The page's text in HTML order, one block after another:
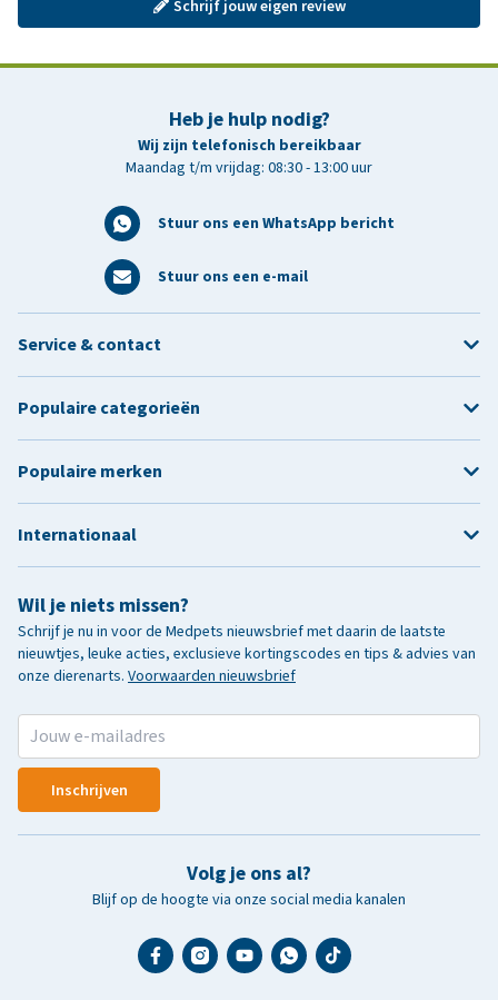
Schrijf jouw eigen review
Heb je hulp nodig?
Wij zijn telefonisch bereikbaar
Maandag t/m vrijdag: 08:30 - 13:00 uur
Stuur ons een WhatsApp bericht
Stuur ons een e-mail
Wil je niets missen?
Schrijf je nu in voor de Medpets nieuwsbrief met daarin de laatste
nieuwtjes, leuke acties, exclusieve kortingscodes en tips & advies van
onze dierenarts. Voorwaarden nieuwsbrief
Inschrijven
Volg je ons al?
Blijf op de hoogte via onze social media kanalen
Service & contact
Populaire categorieën
Populaire merken
Internationaal